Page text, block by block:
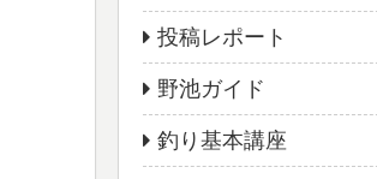
投稿レポート
野池ガイド
釣り基本講座